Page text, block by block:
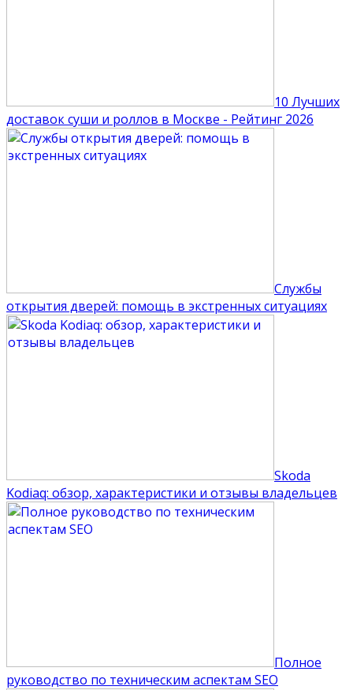
10 Лучших
доставок суши и роллов в Москве - Рейтинг 2026
Службы
открытия дверей: помощь в экстренных ситуациях
Skoda
Kodiaq: обзор, характеристики и отзывы владельцев
Полное
руководство по техническим аспектам SEO